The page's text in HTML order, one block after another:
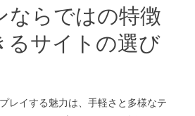
ならではの特徴
るサイトの選び
レイする魅力は、手軽さと多様なテ